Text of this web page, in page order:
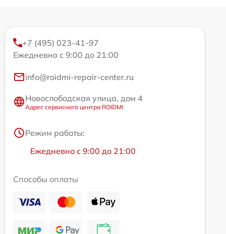
+7 (495) 023-41-97
Ежедневно с 9:00 до 21:00
info@roidmi-repair-center.ru
Новослободская улица, дом 4
Адрес сервисного центра ROIDMI
Режим работы:
Ежедневно с 9:00 до 21:00
Способы оплаты